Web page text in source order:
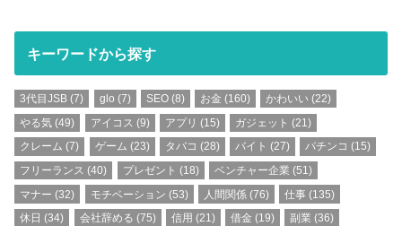
キーワードから探す
3代目JSB (7) glo (7) SEO(8) お金 (160) かわいい (22)
やる気 (49) アイコス (9) アプリ (15) ガジェット (21)
クレーム (7) ゲーム (23) タバコ (28) バイト (27) パチンコ (15)
フリーランス (40) プレゼント (18) ベンチャー企業 (51)
マナー (32) モチベーション (53) 人間関係(76) 仕事 (135)
休日 (34) 会社辞める (75) 信用 (21) 借金 (19) 副業 (36)